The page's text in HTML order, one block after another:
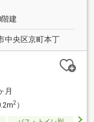
建
中央区京町本丁
月
2）